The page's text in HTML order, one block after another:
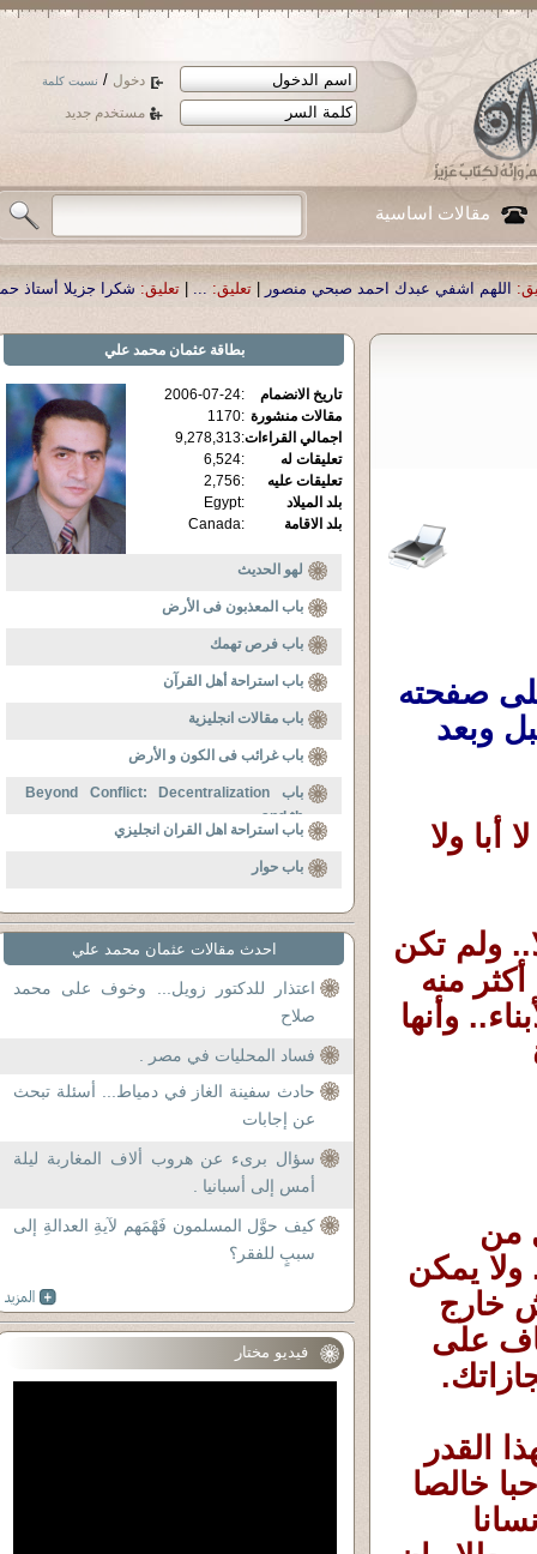
دخول / نسيت كلمة
مستخدم جديد
مقالات اساسية
منصور|تعليق: ...
|تعليق: شكرا جزيلا أستاذ حمد الحمد .أكرمكم الله .|
بطاقةعثمان محمد علي
تاريخ الانضمام :
2006-07-24
مقالات منشورة :
1170
اجمالي القراءات:
9,278,313
تعليقات له
:
6,524
تعليقات عليه
:
2,756
بلد الميلاد
:
Egypt
بلد الاقامة
:
Canada
لهو الحديث
باب المعذبون فى الأرض
باب فرص تهمك
باب استراحة أهل القرآن
باب مقالات انجليزية
باب غرائب فى الكون و الأرض
باب Beyond Conflict: Decentralization
and th
باب استراحة اهل القران انجليزي
باب حوار
احدث مقالات عثمان محمد علي
اعتذار للدكتور زويل... وخوف على محمد
صلاح
فساد المحليات في مصر .
حادث سفينة الغاز في دمياط... أسئلة تبحث
عن إجابات
سؤال برىء عن هروب ألاف المغاربة ليلة
أمس إلى أسبانيا .
كيف حوَّل المسلمون فَهْمَهم لآيةِ العدالةِ إلى
سببٍ للفقر؟
فيديو مختار